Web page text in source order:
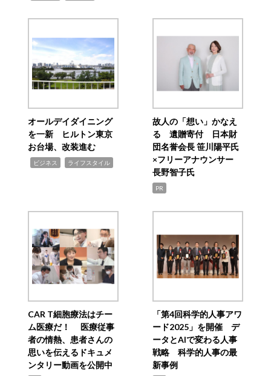
オールデイダイニング
を一新 ヒルトン東京
お台場、改装進む
ビジネス ライフスタイル
故人の「想い」かなえ
る 遺贈寄付 日本財
団名誉会長 笹川陽平氏
×フリーアナウンサー
長野智子氏
PR
CAR T細胞療法はチー
ム医療だ！ 医療従事
者の情熱、患者さんの
思いを伝えるドキュメ
ンタリー動画を公開中
「第4回科学的人事アワ
ード2025」を開催 デ
ータとAIで変わる人事
戦略 科学的人事の最
新事例